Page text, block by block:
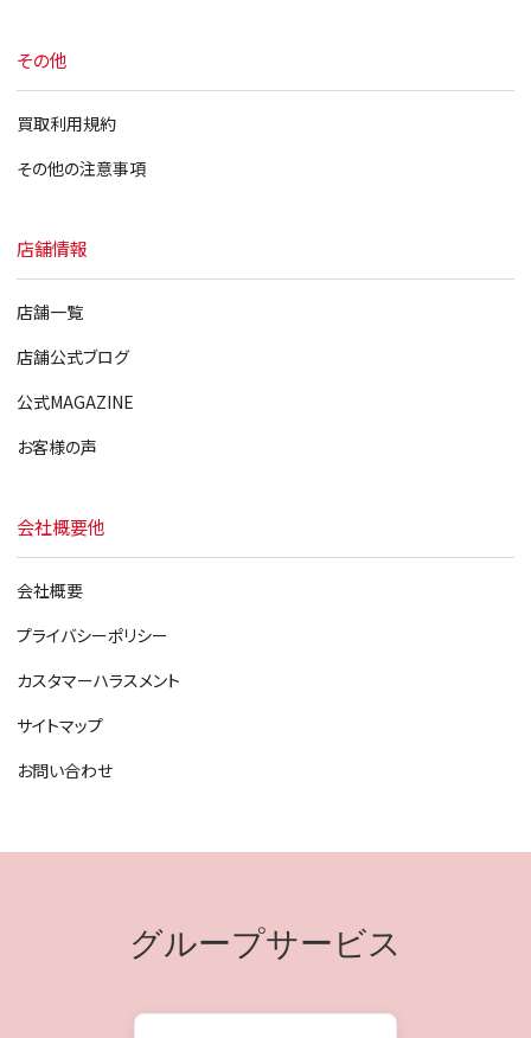
その他
買取利用規約
その他の注意事項
店舗情報
店舗一覧
店舗公式ブログ
公式MAGAZINE
お客様の声
会社概要他
会社概要
プライバシーポリシー
カスタマーハラスメント
サイトマップ
お問い合わせ
グループサービス